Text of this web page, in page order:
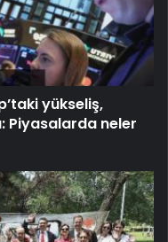
yükseliş,
Piyasalarda neler